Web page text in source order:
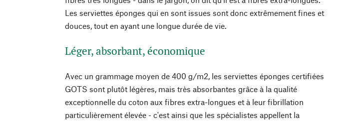
Les serviettes éponges qui en sont issues sont donc extrêmement fines et
douces, tout en ayant une longue durée de vie.
Léger, absorbant, économique
Avec un grammage moyen de 400 g/m2, les serviettes éponges certifiées
GOTS sont plutôt légères, mais très absorbantes grâce à la qualité
exceptionnelle du coton aux fibres extra-longues et à leur fibrillation
particulièrement élevée - c'est ainsi que les spécialistes appellent la